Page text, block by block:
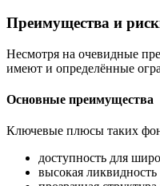
Преимущества и
Несмотря на очевидные
имеют и определённые
Основные преимущества
Ключевые плюсы таких
доступность для
высокая ликвидность